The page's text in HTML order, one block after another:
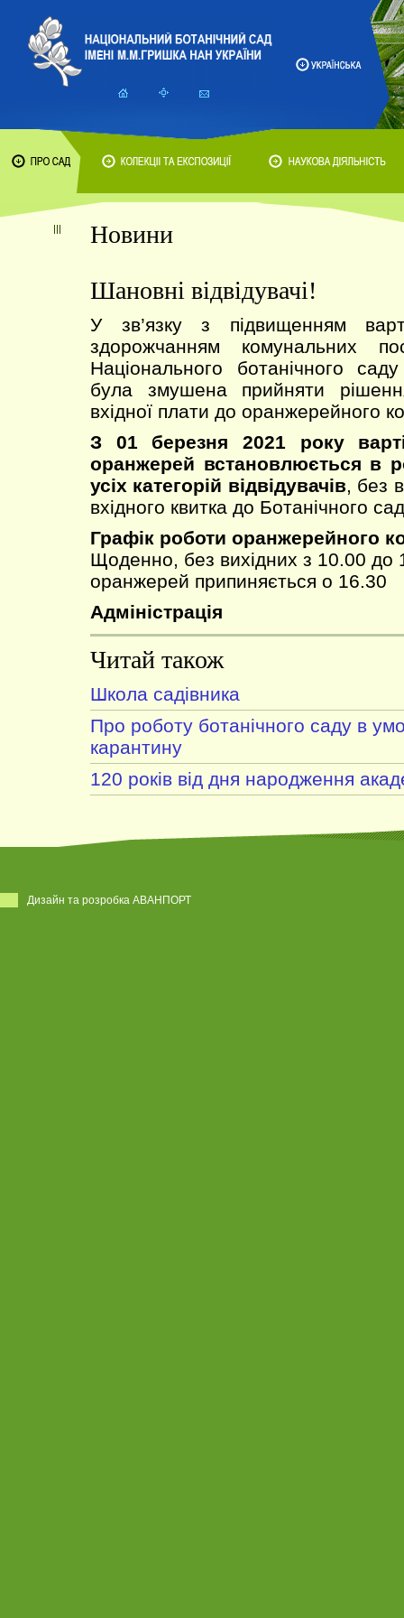
Новини
Шановні відвідувачі!
У зв’язку з підвищенням
здорожчанням комунальних
Національного ботанічного
була змушена прийняти
вхідної плати до оранжерейного
З 01 березня 2021 року
оранжерей встановлюється в
усіх категорій відвідувачів, без
вхідного квитка до Ботанічного
Графік роботи оранжерейного
Щоденно, без вихідних з 10.00 до
оранжерей припиняється о 16.30
Адміністрація
Читай також
Школа садівника
Про роботу ботанічного саду в
карантину
120 років від дня народження
Дизайн та розробка АВАНПОРТ